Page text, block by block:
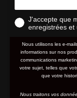
J'accepte que
enregistrées et
Nous utilisons les e-
informations sur nos
communications
votre sujet, telles que
que votre
Nous traitons vos